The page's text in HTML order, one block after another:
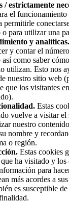
/ estrictamente
el
para utilizar una
y analíticas.
y contar el
como saber
utilizan. Esto nos
nuestro sitio web
que los visitantes
Estas
vuelve a visitar
nuestro
nombre y
o región.
Estas cookies
ha visitado y los
para
más acordes a
es susceptible